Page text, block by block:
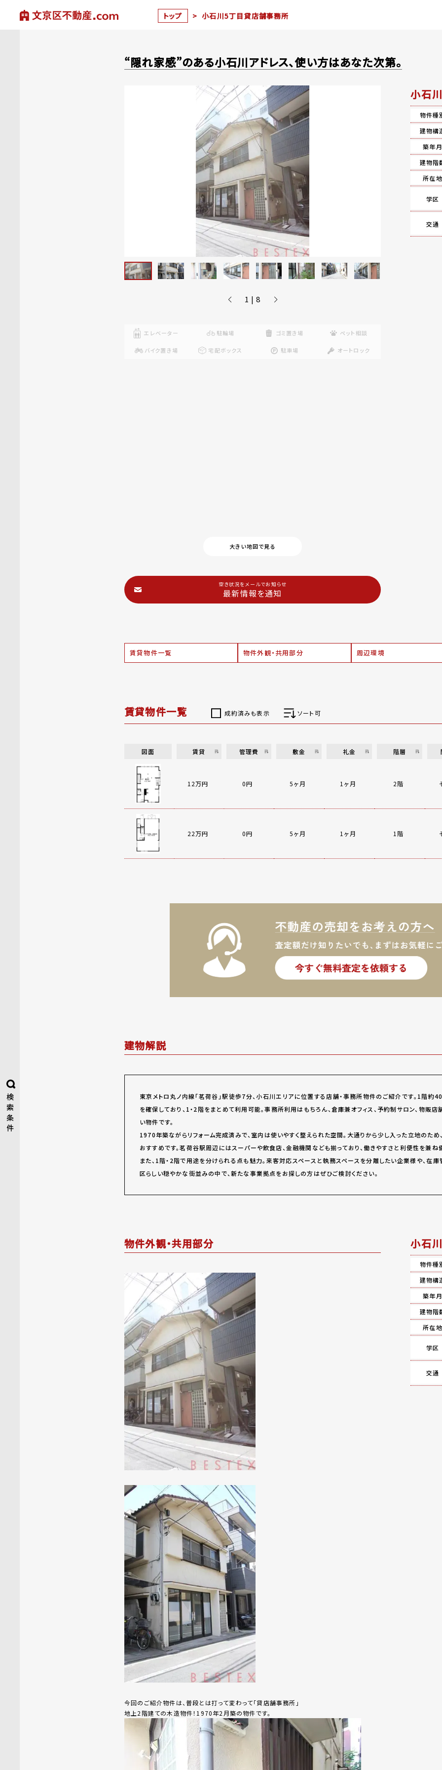
トップ > 小石川5丁目貸店舗事務所
検
索
条
件
“隠れ家感”のある小石川アドレス、使い方はあなた次第。
1 | 8
エレベーター 駐輪場 ゴミ置き場 ペット相談
バイク置き場 宅配ボックス 駐車場 オートロック
大きい地図で見る
空き状況をメールでお知らせ
最新情報を通知
賃貸物件一覧 物件外観・共用部分 周辺環境
小石
物件種
建物構
築年月
建物階
所在地
学区
交通
賃貸物件一覧 成約済みも表示 ソート可
図面 賃貸 管理費 敷金 礼金 階層
12万円 0円 5ヶ月 1ヶ月 2階
22万円 0円 5ヶ月 1ヶ月 1階
建物解説
東京メトロ丸ノ内線「茗荷谷」駅徒歩7分、小石川エリアに位置する店舗・事務所物件のご紹介です。1階
を確保しており、1・2階をまとめて利用可能。事務所利用はもちろん、倉庫兼オフィス、予約制サロン、物販
い物件です。
1970年築ながらリフォーム完成済みで、室内は使いやすく整えられた空間。大通りから少し入った立地のた
おすすめです。茗荷谷駅周辺にはスーパーや飲食店、金融機関なども揃っており、働きやすさと利便性を兼ね
また、1階・2階で用途を分けられる点も魅力。来客対応スペースと執務スペースを分離したい企業様や、在庫
区らしい穏やかな街並みの中で、新たな事業拠点をお探しの方はぜひご検討ください。
物件外観・共用部分
今回のご紹介物件は、普段とは打って変わって「貸店舗事務所」
地上2階建ての木造物件！1970年2月築の物件です。
小石
物件種
建物構
築年月
建物階
所在地
学区
交通